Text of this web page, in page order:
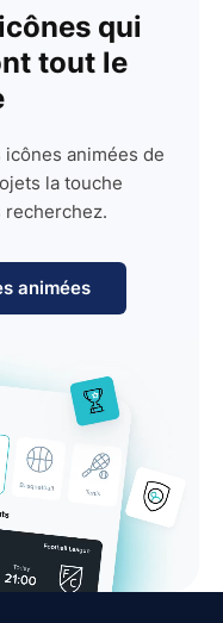
qui
tout le
animées de
la touche
recherchez.
animées